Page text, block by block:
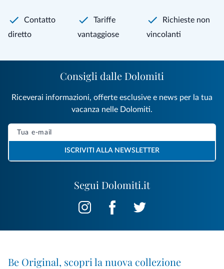
Contatto
diretto
Tariffe
vantaggiose
Richieste non
vincolanti
Segui Dolomiti.it
Consigli dalle Dolomiti
Riceverai informazioni, offerte esclusive e news per la tua
vacanza nelle Dolomiti.
ISCRIVITI ALLA NEWSLETTER
Be Original, scopri la nuova collezione